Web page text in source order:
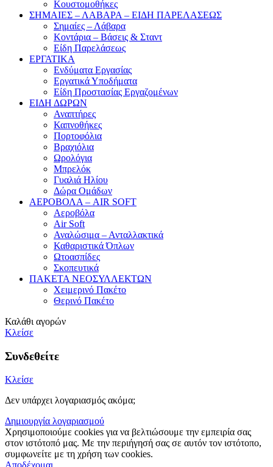
Κουστομοθήκες
ΣΗΜΑΙΕΣ – ΛΑΒΑΡΑ – ΕΙΔΗ ΠΑΡΕΛΑΣΕΩΣ
Σημαίες – Λάβαρα
Κοντάρια – Βάσεις & Σταντ
Είδη Παρελάσεως
ΕΡΓΑΤΙΚΑ
Ενδύματα Εργασίας
Εργατικά Υποδήματα
Είδη Προστασίας Εργαζομένων
ΕΙΔΗ ΔΩΡΩΝ
Αναπτήρες
Καπνοθήκες
Πορτοφόλια
Βραχιόλια
Ωρολόγια
Μπρελόκ
Γυαλιά Ηλίου
Δώρα Ομάδων
ΑΕΡΟΒΟΛΑ – AIR SOFT
Αεροβόλα
Air Soft
Αναλώσιμα – Ανταλλακτικά
Καθαριστικά Όπλων
Ωτοασπίδες
Σκοπευτικά
ΠΑΚΕΤΑ ΝΕΟΣΥΛΛΕΚΤΩΝ
Χειμερινό Πακέτο
Θερινό Πακέτο
Καλάθι αγορών
Κλείσε
Συνδεθείτε
Κλείσε
Δεν υπάρχει λογαριασμός ακόμα;
Δημιουργία λογαριασμού
Χρησιμοποιούμε cookies για να βελτιώσουμε την εμπειρία σας
στον ιστότοπό μας. Με την περιήγησή σας σε αυτόν τον ιστότοπο,
συμφωνείτε με τη χρήση των cookies.